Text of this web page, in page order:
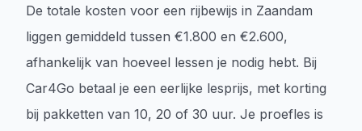
De totale kosten voor een rijbewijs in Zaandam
liggen gemiddeld tussen €1.800 en €2.600,
afhankelijk van hoeveel lessen je nodig hebt. Bij
Car4Go betaal je een eerlijke lesprijs, met korting
bij pakketten van 10, 20 of 30 uur. Je proefles is